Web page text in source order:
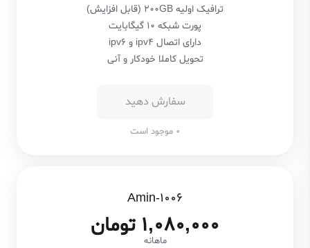
ترافیک اولیه 200GB (قابل افزایش)
پورت شبکه 10 گیگابایت
دارای اتصال ipv4 و ipv6
تحویل کاملا خودکار و آنی
سفارش دهید
0 موجود است
Amin-1006
1,080,000 تومان
ماهانه